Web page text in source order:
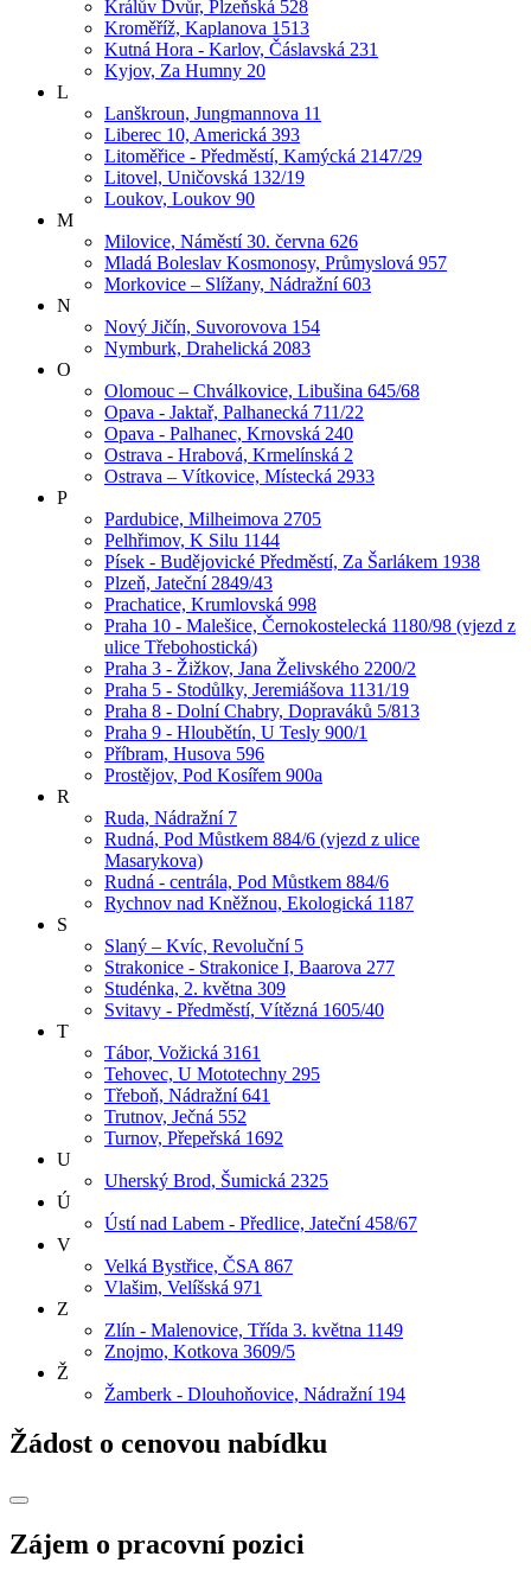
Králův Dvůr, Plzeňská 528
Kroměříž, Kaplanova 1513
Kutná Hora - Karlov, Čáslavská 231
Kyjov, Za Humny 20
L
Lanškroun, Jungmannova 11
Liberec 10, Americká 393
Litoměřice - Předměstí, Kamýcká 2147/29
Litovel, Uničovská 132/19
Loukov, Loukov 90
M
Milovice, Náměstí 30. června 626
Mladá Boleslav Kosmonosy, Průmyslová 957
Morkovice – Slížany, Nádražní 603
N
Nový Jičín, Suvorovova 154
Nymburk, Drahelická 2083
O
Olomouc – Chválkovice, Libušina 645/68
Opava - Jaktař, Palhanecká 711/22
Opava - Palhanec, Krnovská 240
Ostrava - Hrabová, Krmelínská 2
Ostrava – Vítkovice, Místecká 2933
P
Pardubice, Milheimova 2705
Pelhřimov, K Silu 1144
Písek - Budějovické Předměstí, Za Šarlákem 1938
Plzeň, Jateční 2849/43
Prachatice, Krumlovská 998
Praha 10 - Malešice, Černokostelecká 1180/98 (vjezd z
ulice Třebohostická)
Praha 3 - Žižkov, Jana Želivského 2200/2
Praha 5 - Stodůlky, Jeremiášova 1131/19
Praha 8 - Dolní Chabry, Dopraváků 5/813
Praha 9 - Hloubětín, U Tesly 900/1
Příbram, Husova 596
Prostějov, Pod Kosířem 900a
R
Ruda, Nádražní 7
Rudná, Pod Můstkem 884/6 (vjezd z ulice
Masarykova)
Rudná - centrála, Pod Můstkem 884/6
Rychnov nad Kněžnou, Ekologická 1187
S
Slaný – Kvíc, Revoluční 5
Strakonice - Strakonice I, Baarova 277
Studénka, 2. května 309
Svitavy - Předměstí, Vítězná 1605/40
T
Tábor, Vožická 3161
Tehovec, U Mototechny 295
Třeboň, Nádražní 641
Trutnov, Ječná 552
Turnov, Přepeřská 1692
U
Uherský Brod, Šumická 2325
Ú
Ústí nad Labem - Předlice, Jateční 458/67
V
Velká Bystřice, ČSA 867
Vlašim, Velíšská 971
Z
Zlín - Malenovice, Třída 3. května 1149
Znojmo, Kotkova 3609/5
Ž
Žamberk - Dlouhoňovice, Nádražní 194
Žádost o cenovou nabídku
Zájem o pracovní pozici